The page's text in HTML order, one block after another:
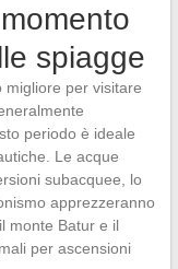
spiagge
migliore per visitare
periodo è ideale
Le acque
subacquee, lo
apprezzeranno
monte Batur e il
per ascensioni